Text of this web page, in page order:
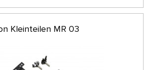
Kleinteilen MR 03